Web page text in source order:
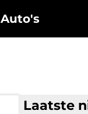
Auto's
Laatste